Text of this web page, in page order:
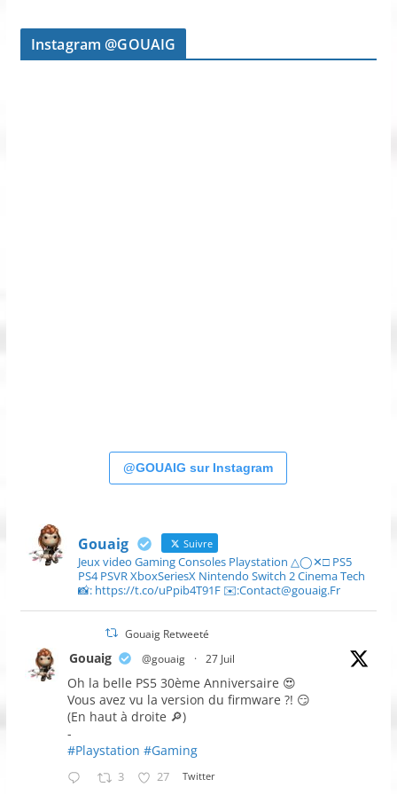
Instagram @GOUAIG
@GOUAIG sur Instagram
Gouaig Suivre
Jeux video Gaming Consoles Playstation △◯✕□ PS5
PS4 PSVR XboxSeriesX Nintendo Switch 2 Cinema Tech
📸: https://t.co/uPpib4T91F ✉️:Contact@gouaig.Fr
Gouaig Retweeté
Gouaig @gouaig · 27 Juil
Oh la belle PS5 30ème Anniversaire 😍
Vous avez vu la version du firmware ?! 😏
(En haut à droite 🔎)
-
#Playstation #Gaming
3 27 Twitter